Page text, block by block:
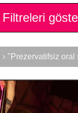
Filtreleri
› "Prezervatifsiz oral